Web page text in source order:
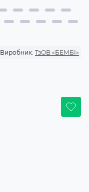
Виробник: ТзОВ «БЕМБІ»